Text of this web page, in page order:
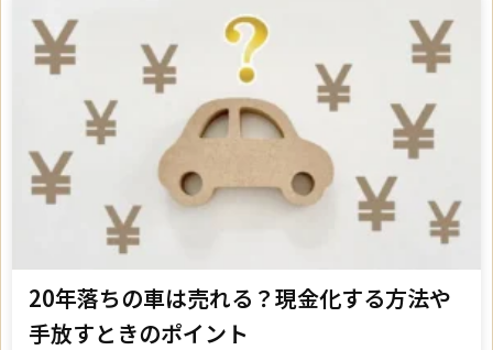
20年落ちの車は売れる？現金化する方法や
手放すときのポイント